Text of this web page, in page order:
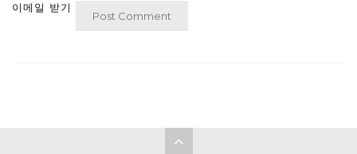
이메일 받기